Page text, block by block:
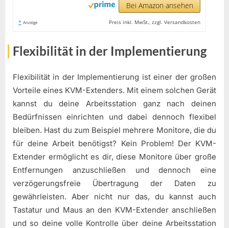
Bei Amazon ansehen
* Anzeige Preis inkl. MwSt., zzgl. Versandkosten
Flexibilität in der Implementierung
Flexibilität in der Implementierung ist einer der großen
Vorteile eines KVM-Extenders. Mit einem solchen Gerät
kannst du deine Arbeitsstation ganz nach deinen
Bedürfnissen einrichten und dabei dennoch flexibel
bleiben. Hast du zum Beispiel mehrere Monitore, die du
für deine Arbeit benötigst? Kein Problem! Der KVM-
Extender ermöglicht es dir, diese Monitore über große
Entfernungen anzuschließen und dennoch eine
verzögerungsfreie Übertragung der Daten zu
gewährleisten. Aber nicht nur das, du kannst auch
Tastatur und Maus an den KVM-Extender anschließen
und so deine volle Kontrolle über deine Arbeitsstation